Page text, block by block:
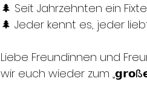
🌲 Seit Jahrzehnten ein
🌲 Jeder kennt es, jeder liebt
Liebe Freundinnen und
wir euch wieder zum „